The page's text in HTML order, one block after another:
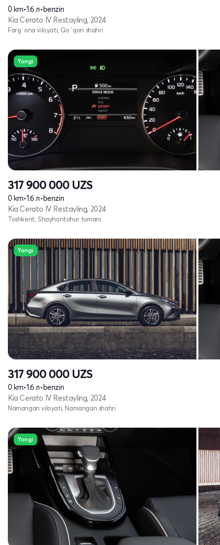
0 km•1.6 л•benzin
Kia Cerato IV Restayling, 2024
Farg`ona viloyati, Qo`qon shahri
Yangi
317 900 000 UZS
0 km•1.6 л•benzin
Kia Cerato IV Restayling, 2024
Toshkent, Shayhontohur tumani
Yangi
317 900 000 UZS
0 km•1.6 л•benzin
Kia Cerato IV Restayling, 2024
Namangan viloyati, Namangan shahri
Yangi